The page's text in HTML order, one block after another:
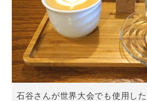
石谷さんが世界大会でも使用し